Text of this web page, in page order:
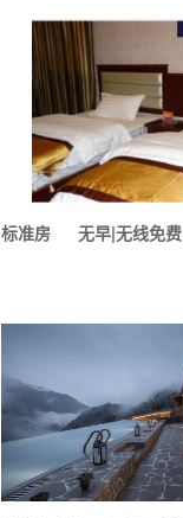
标准房 无早|无线免费